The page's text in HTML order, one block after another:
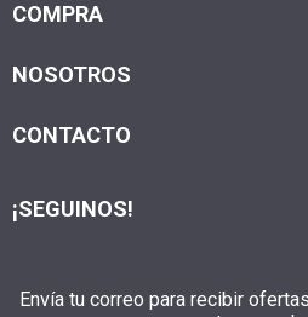
COMPRA
NOSOTROS
CONTACTO
Envía tu correo para recibir
¡SEGUINOS!